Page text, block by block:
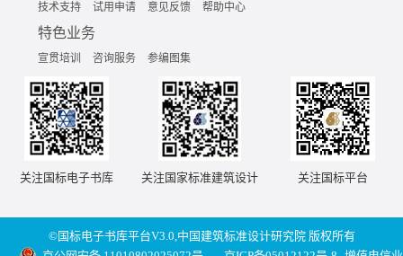
技术支持 试用申请 意见反馈 帮助中心
特色业务
宣贯培训 咨询服务 参编图集
关注国标电子书库 关注国家标准建筑设计 关注国标平台
©国标电子书库平台V3.0,中国建筑标准设计研究院 版权所有